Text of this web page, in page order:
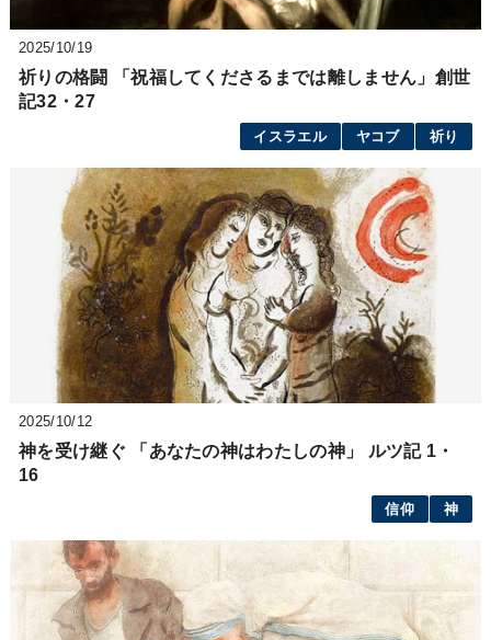
2025/10/19
祈りの格闘 「祝福してくださるまでは離しません」創世
記32・27
イスラエル ヤコブ 祈り
2025/10/12
神を受け継ぐ 「あなたの神はわたしの神」 ルツ記 1・
16
信仰 神